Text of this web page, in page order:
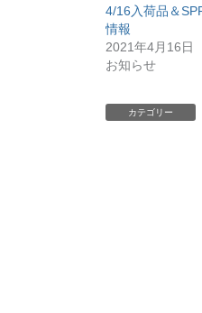
4/16入荷品＆
情報
2021年4月16日
お知らせ
カテゴリー